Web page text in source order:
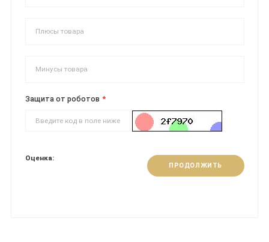
Защита от роботов
Оценка:
ПРОДОЛЖИТЬ